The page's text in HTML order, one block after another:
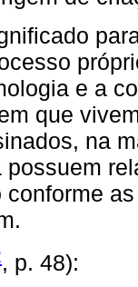
e a
que
na
possuem
conforme
, p. 48):